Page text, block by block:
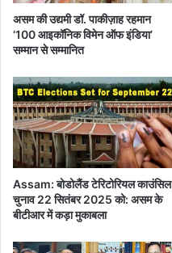
प
के
झ
ट
असम की उद्यमी डॉ. पाकीज़ाह रहमान
‘100 आइकॉनिक विमेन ऑफ इंडिया’
सम्मान से सम्मानित
Assam: बोडोलैंड टेरिटोरियल काउंसिल
चुनाव 22 सितंबर 2025 को: असम के
बीटीआर में कड़ा मुकाबला